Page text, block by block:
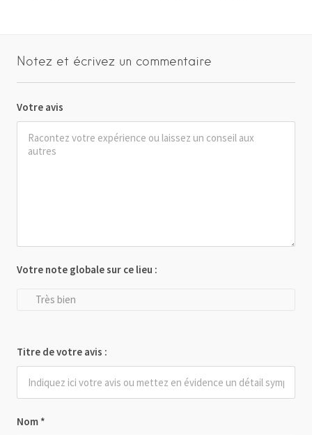
Notez et écrivez un commentaire
Votre avis
Nom *
Votre note globale sur ce lieu :
Très bien
Titre de votre avis :